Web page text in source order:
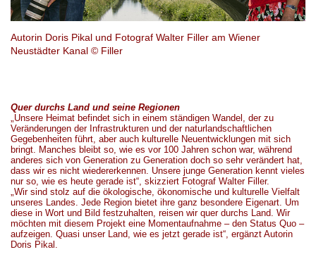
Autorin Doris Pikal und Fotograf Walter Filler am Wiener
Neustädter Kanal © Filler
Quer durchs Land und seine Regionen
Unsere Heimat befindet sich in einem ständigen Wandel, der zu
Veränderungen der Infrastrukturen und der naturlandschaftlichen
Gegebenheiten führt, aber auch kulturelle Neuentwicklungen mit sich
bringt. Manches bleibt so, wie es vor 100 Jahren schon war, während
anderes sich von Generation zu Generation doch so sehr verändert hat,
dass wir es nicht wiedererkennen. Unsere junge Generation kennt vieles
nur so, wie es heute gerade ist“, skizziert Fotograf Walter Filler.
Wir sind stolz auf die ökologische, ökonomische und kulturelle Vielfalt
unseres Landes. Jede Region bietet ihre ganz besondere Eigenart. Um
diese in Wort und Bild festzuhalten, reisen wir quer durchs Land. Wir
möchten mit diesem Projekt eine Momentaufnahme – den Status Quo –
aufzeigen. Quasi unser Land, wie es jetzt gerade ist“, ergänzt Autorin
Doris Pikal.